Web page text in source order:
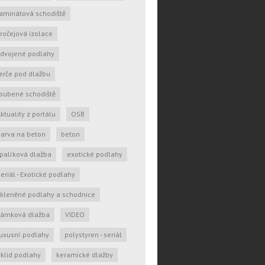
schodiště
izolace
podlahy
pod dlažbu
schodiště
z portálu OSB
na beton beton
dlažba exotické podlahy
- Exotické podlahy
podlahy a schodnice
dlažba VIDEO
podlahy polystyren - seriál
podlahy keramické dlažby